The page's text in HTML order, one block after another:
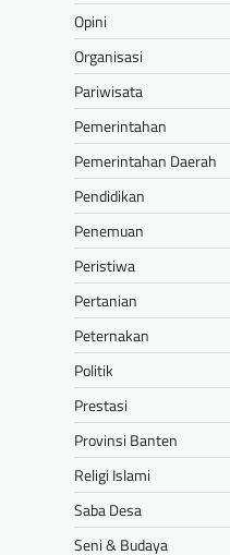
Opini
Organisasi
Pariwisata
Pemerintahan
Pemerintahan Daerah
Pendidikan
Penemuan
Peristiwa
Pertanian
Peternakan
Politik
Prestasi
Provinsi Banten
Religi Islami
Saba Desa
Seni & Budaya